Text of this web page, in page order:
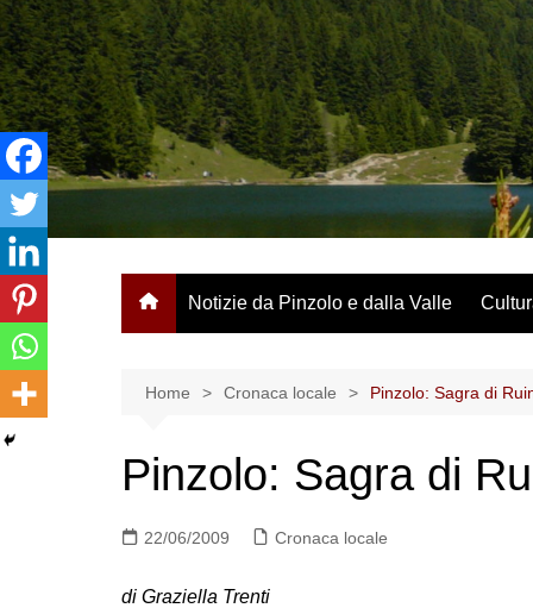
Salta
al
contenuto
Notizie da Pinzolo e dalla Valle
Home Cronaca locale Pinzolo: Sagra di
Pinzolo: Sagra di
22/06/2009 Cronaca locale
di Graziella Trenti